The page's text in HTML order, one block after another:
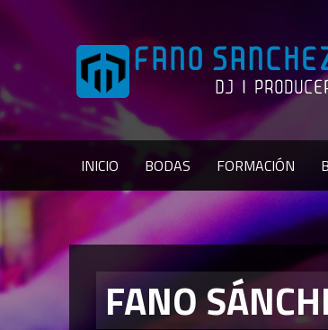
INICIO BODAS FORMACIÓN
FANO